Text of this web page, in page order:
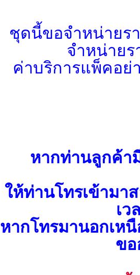
ชุดนี้ขอจำหน่ายร
จำหน่าย
ค่าบริการแพ็คอย่
หากท่านลูกค้า
ให้ท่านโทรเข้ามา
เว
หากโทรมานอกเห
ขอ